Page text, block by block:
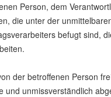
Person, dem
die unter der
befugt sind,
der betroffenen Person
und unmissverständlich